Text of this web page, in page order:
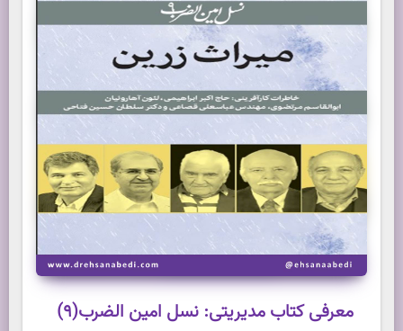
معرفی کتاب مدیریتی: نسل امین الضرب(9)